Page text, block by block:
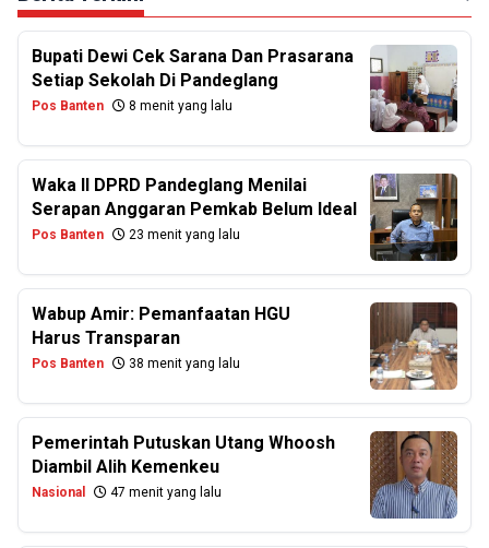
Bupati Dewi Cek Sarana Dan Prasarana
Setiap Sekolah Di Pandeglang
Pos Banten 8 menit yang lalu
Waka II DPRD Pandeglang Menilai
Serapan Anggaran Pemkab Belum Ideal
Pos Banten 23 menit yang lalu
Wabup Amir: Pemanfaatan HGU
Harus Transparan
Pos Banten 38 menit yang lalu
Pemerintah Putuskan Utang Whoosh
Diambil Alih Kemenkeu
Nasional 47 menit yang lalu